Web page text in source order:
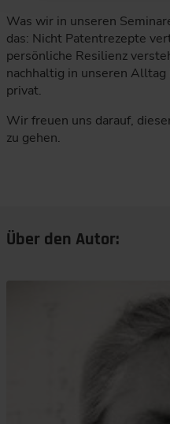
Was wir in unseren
das: Nicht Patentrezepte
persönliche Resilienz
nachhaltig in unseren
privat.
Wir freuen uns darauf,
zu gehen.
Über den Autor: